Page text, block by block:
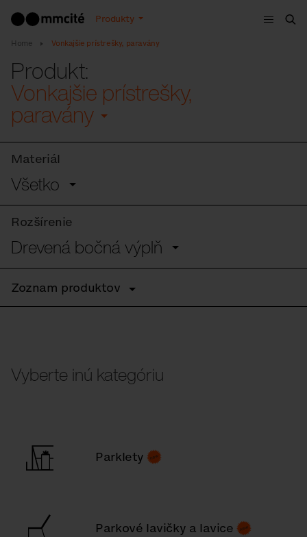
Produkty
Menu
Home Vonkajšie prístrešky, paravány
Produkt:
Vonkajšie prístrešky,
paravány
Materiál
Všetko
Rozšírenie
Drevená bočná výplň
Zoznam produktov
Vyberte inú kategóriu
Parklety
Parkové lavičky a lavice